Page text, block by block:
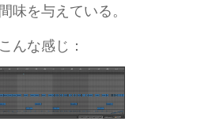
味を与えている。
んな感じ：